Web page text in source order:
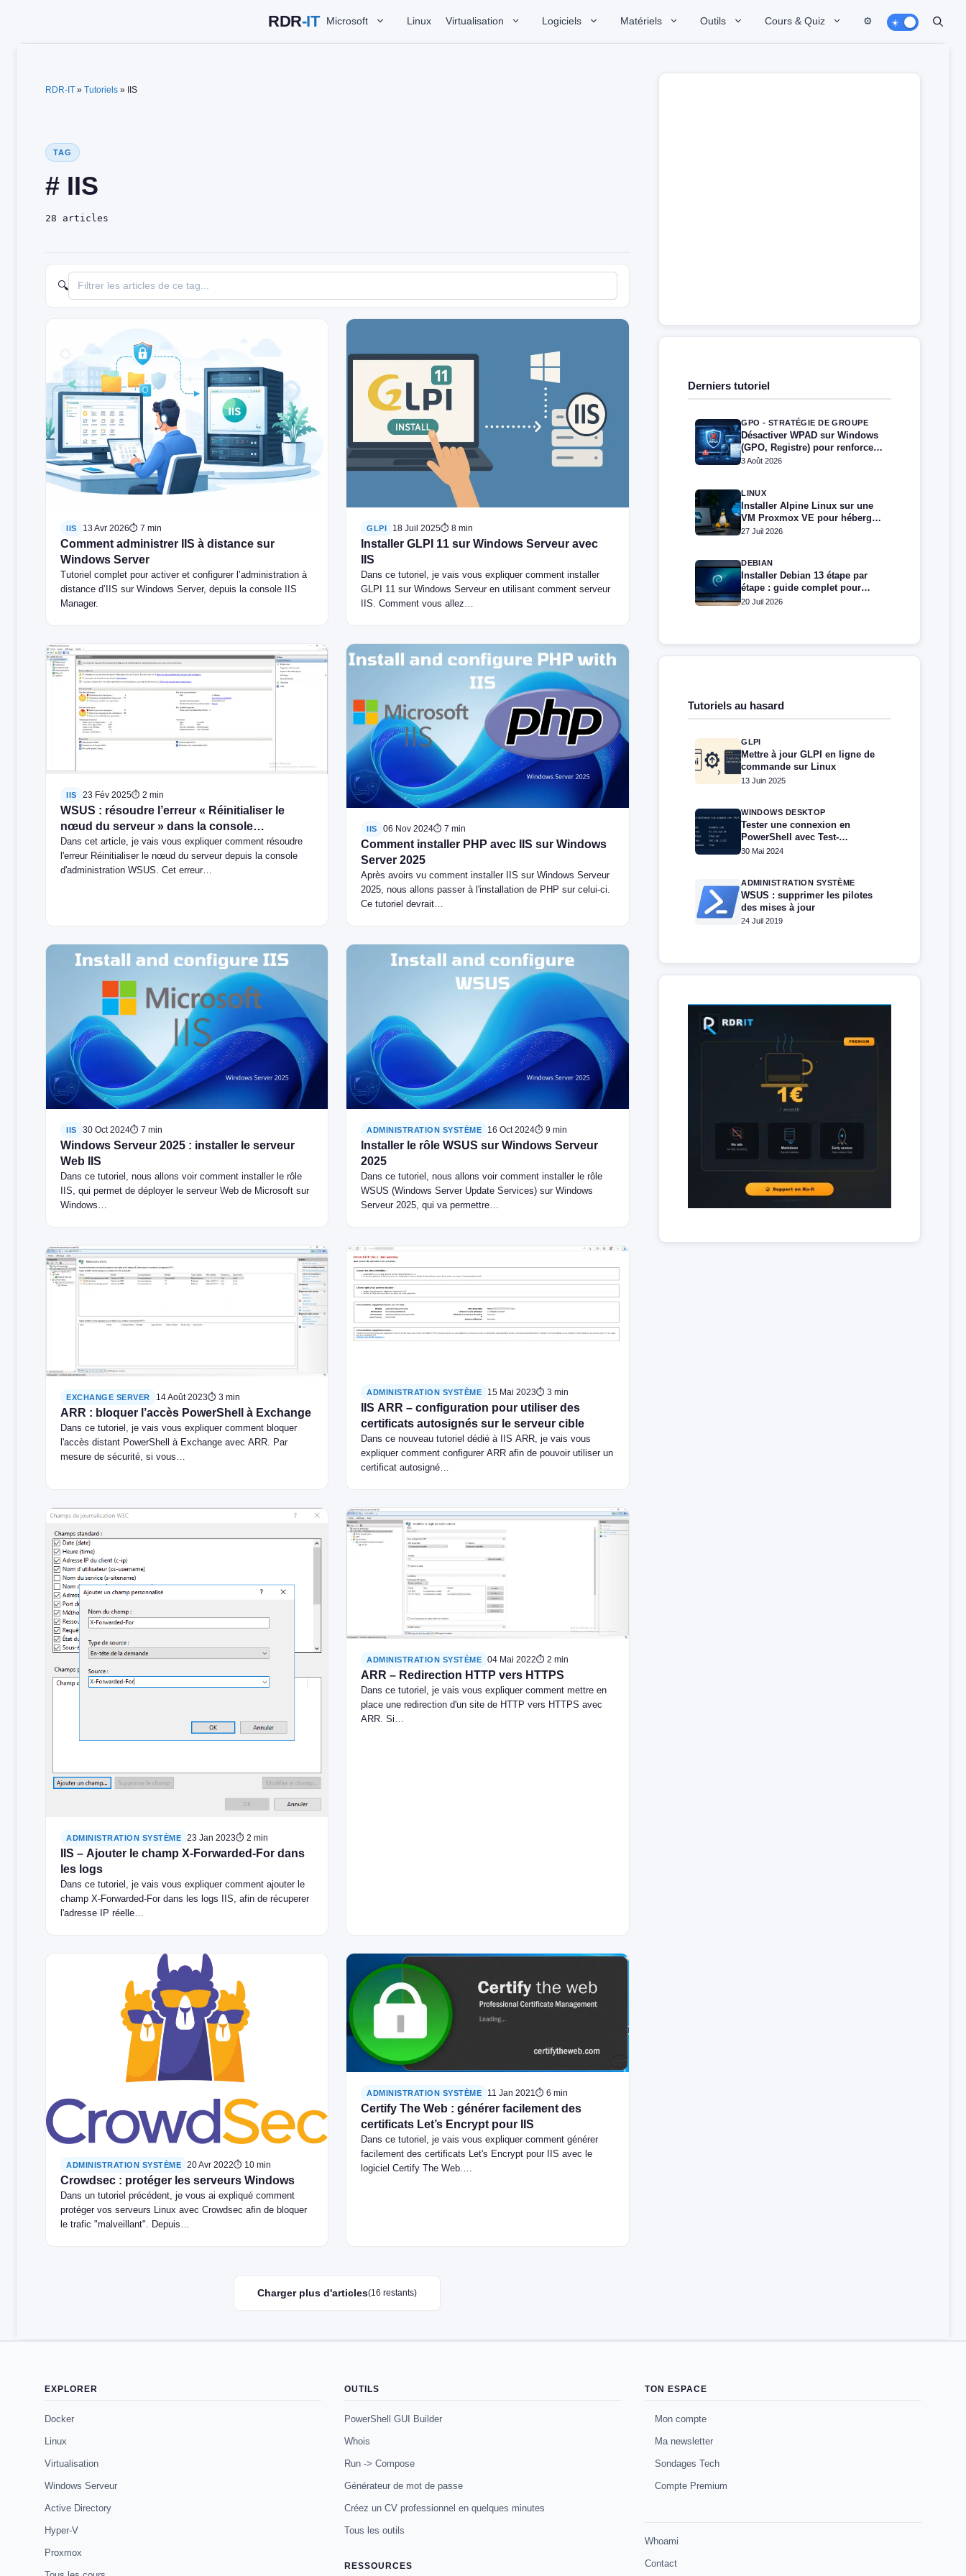
Microsoft Linux Virtualisation Logiciels Matériels Outils Cours & Quiz ⚙️
RDR-IT » Tutoriels » IIS
TAG
# IIS
28 articles
🔍
IIS 13 Avr 2026⏱ 7 min
Comment administrer IIS à distance sur
Windows Server
Tutoriel complet pour activer et configurer l’administration à
distance d’IIS sur Windows Server, depuis la console IIS
Manager.
GLPI 18 Juil 2025⏱ 8 min
Installer GLPI 11 sur Windows Serveur avec
IIS
Dans ce tutoriel, je vais vous expliquer comment installer
GLPI 11 sur Windows Serveur en utilisant comment serveur
IIS. Comment vous allez…
IIS 23 Fév 2025⏱ 2 min
WSUS : résoudre l’erreur « Réinitialiser le
nœud du serveur » dans la console
d’administration
Dans cet article, je vais vous expliquer comment résoudre
l'erreur Réinitialiser le nœud du serveur depuis la console
d'administration WSUS. Cet erreur…
IIS 06 Nov 2024⏱ 7 min
Comment installer PHP avec IIS sur Windows
Server 2025
Après avoirs vu comment installer IIS sur Windows Serveur
2025, nous allons passer à l'installation de PHP sur celui-ci.
Ce tutoriel devrait…
IIS 30 Oct 2024⏱ 7 min
Windows Serveur 2025 : installer le serveur
Web IIS
Dans ce tutoriel, nous allons voir comment installer le rôle
IIS, qui permet de déployer le serveur Web de Microsoft sur
Windows…
ADMINISTRATION SYSTÈME 16 Oct 2024⏱ 9 min
Installer le rôle WSUS sur Windows Serveur
2025
Dans ce tutoriel, nous allons voir comment installer le rôle
WSUS (Windows Server Update Services) sur Windows
Serveur 2025, qui va permettre…
EXCHANGE SERVER 14 Août 2023⏱ 3 min
ARR : bloquer l’accès PowerShell à Exchange
Dans ce tutoriel, je vais vous expliquer comment bloquer
l'accès distant PowerShell à Exchange avec ARR. Par
mesure de sécurité, si vous…
ADMINISTRATION SYSTÈME 15 Mai 2023⏱ 3 min
IIS ARR – configuration pour utiliser des
certificats autosignés sur le serveur cible
Dans ce nouveau tutoriel dédié à IIS ARR, je vais vous
expliquer comment configurer ARR afin de pouvoir utiliser un
certificat autosigné…
ADMINISTRATION SYSTÈME 23 Jan 2023⏱ 2 min
IIS – Ajouter le champ X-Forwarded-For dans
les logs
Dans ce tutoriel, je vais vous expliquer comment ajouter le
champ X-Forwarded-For dans les logs IIS, afin de récuperer
l'adresse IP réelle…
ADMINISTRATION SYSTÈME 04 Mai 2022⏱ 2 min
ARR – Redirection HTTP vers HTTPS
Dans ce tutoriel, je vais vous expliquer comment mettre en
place une redirection d'un site de HTTP vers HTTPS avec
ARR. Si…
ADMINISTRATION SYSTÈME 20 Avr 2022⏱ 10 min
Crowdsec : protéger les serveurs Windows
Dans un tutoriel précédent, je vous ai expliqué comment
protéger vos serveurs Linux avec Crowdsec afin de bloquer
le trafic "malveillant". Depuis…
ADMINISTRATION SYSTÈME 11 Jan 2021⏱ 6 min
Certify The Web : générer facilement des
certificats Let’s Encrypt pour IIS
Dans ce tutoriel, je vais vous expliquer comment générer
facilement des certificats Let's Encrypt pour IIS avec le
logiciel Certify The Web.…
Charger plus d'articles(16 restants)
Derniers tutoriel
GPO - STRATÉGIE DE GROUPE
Désactiver WPAD sur Windows
(GPO, Registre) pour renforcer
la sécurité
3 Août 2026
LINUX
Installer Alpine Linux sur une
VM Proxmox VE pour héberger
Docker et Docker Compose
27 Juil 2026
DEBIAN
Installer Debian 13 étape par
étape : guide complet pour
débutants et administrateurs
20 Juil 2026
Tutoriels au hasard
GLPI
Mettre à jour GLPI en ligne de
commande sur Linux
13 Juin 2025
WINDOWS DESKTOP
Tester une connexion en
PowerShell avec Test-
NetConnection
30 Mai 2024
ADMINISTRATION SYSTÈME
WSUS : supprimer les pilotes
des mises à jour
24 Juil 2019
EXPLORER
Docker
Linux
Virtualisation
Windows Serveur
Active Directory
Hyper-V
Proxmox
OUTILS
PowerShell GUI Builder
Whois
Run -> Compose
Générateur de mot de passe
Créez un CV professionnel en quelques minutes
Tous les outils
RESSOURCES
TON ESPACE
Mon compte
Ma newsletter
Sondages Tech
Compte Premium
Whoami
Contact